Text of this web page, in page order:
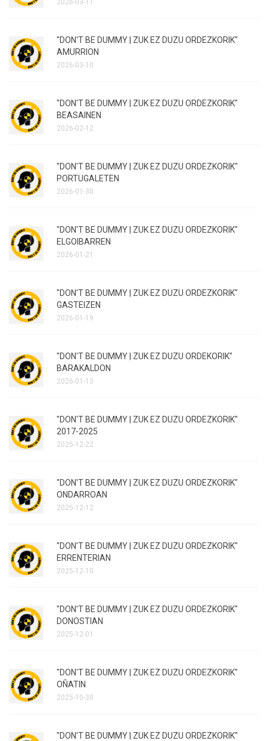
"DON'T BE DUMMY | ZUK EZ DUZU ORDEZKORIK"
AMURRION
2026-03-10
"DON'T BE DUMMY | ZUK EZ DUZU ORDEZKORIK"
BEASAINEN
2026-02-12
"DON'T BE DUMMY | ZUK EZ DUZU ORDEZKORIK"
PORTUGALETEN
2026-01-30
"DON'T BE DUMMY | ZUK EZ DUZU ORDEZKORIK"
ELGOIBARREN
2026-01-21
"DON'T BE DUMMY | ZUK EZ DUZU ORDEZKORIK"
GASTEIZEN
2026-01-19
"DON'T BE DUMMY | ZUK EZ DUZU ORDEKORIK"
BARAKALDON
2026-01-13
"DON'T BE DUMMY | ZUK EZ DUZU ORDEZKORIK"
2017-2025
2025-12-22
"DON'T BE DUMMY | ZUK EZ DUZU ORDEZKORIK"
ONDARROAN
2025-12-12
"DON'T BE DUMMY | ZUK EZ DUZU ORDEZKORIK"
ERRENTERIAN
2025-12-10
"DON'T BE DUMMY | ZUK EZ DUZU ORDEZKORIK"
DONOSTIAN
2025-12-01
"DON'T BE DUMMY | ZUK EZ DUZU ORDEZKORIK"
OÑATIN
2025-10-30
"DON'T BE DUMMY | ZUK EZ DUZU ORDEZKORIK"